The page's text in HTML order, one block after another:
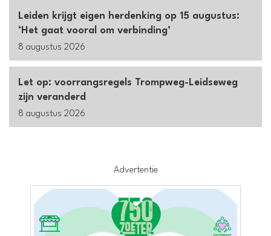
Leiden krijgt eigen herdenking op 15 augustus:
‘Het gaat vooral om verbinding’
8 augustus 2026
Let op: voorrangsregels Trompweg-Leidseweg
zijn veranderd
8 augustus 2026
Advertentie